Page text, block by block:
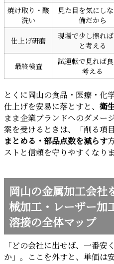
焼け取り・酸
洗い
見た目を気にし
備だから
仕上げ研磨
現場で少し擦れ
と考える
最終検査
試運転で見れば良
考える
とくに岡山の食品・医療・化
仕上げを安易に落とすと、 衛
まま企業ブランドへのダメー
案を受けるときは、「削る項
まとめる・部品点数を減らす
ストと信頼を守りやすくなりま
岡山の金属加工会社
械加工・レーザー加
溶接の全体マップ
「どの会社に出せば、一番安
か」。ここを外すと、単価は